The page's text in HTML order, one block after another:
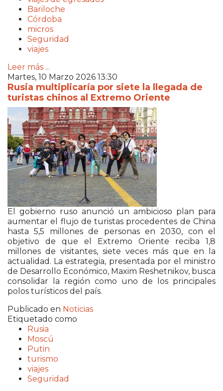
Bariloche
Córdoba
micros
Seguridad
viajes
Leer más ...
Martes, 10 Marzo 2026 13:30
Rusia multiplicaría por siete la llegada de
turistas chinos al Extremo Oriente
El gobierno ruso anunció un ambicioso plan para
aumentar el flujo de turistas procedentes de China
hasta 5,5 millones de personas en 2030, con el
objetivo de que el Extremo Oriente reciba 1,8
millones de visitantes, siete veces más que en la
actualidad. La estrategia, presentada por el ministro
de Desarrollo Económico, Maxim Reshetnikov, busca
consolidar la región como uno de los principales
polos turísticos del país.
Publicado en Noticias
Etiquetado como
Rusia
Moscú
Putin
turismo
viajes
Seguridad